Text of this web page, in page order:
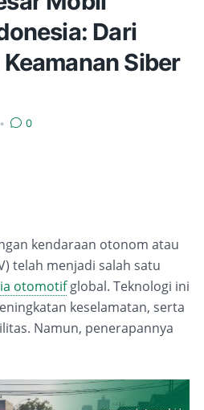
Dari
Siber
•
0
kendaraan otonom atau
telah menjadi salah satu
otomotifglobal. Teknologi ini
keselamatan, serta
Namun, penerapannya